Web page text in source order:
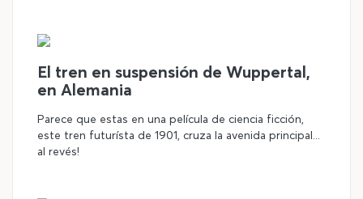
El tren en suspensión de Wuppertal,
en Alemania
Parece que estas en una película de ciencia ficción,
este tren futurísta de 1901, cruza la avenida principal...
al revés!